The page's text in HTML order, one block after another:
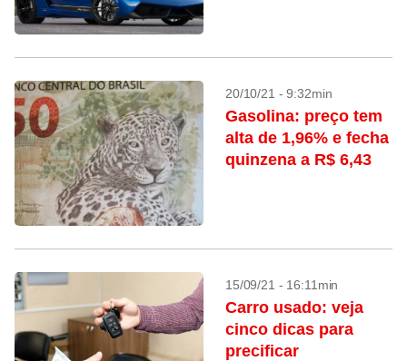
20/10/21 - 9:32min
Gasolina: preço tem
alta de 1,96% e fecha
quinzena a R$ 6,43
15/09/21 - 16:11min
Carro usado: veja
cinco dicas para
precificar